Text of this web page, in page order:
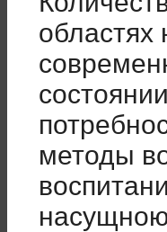
областях
методы